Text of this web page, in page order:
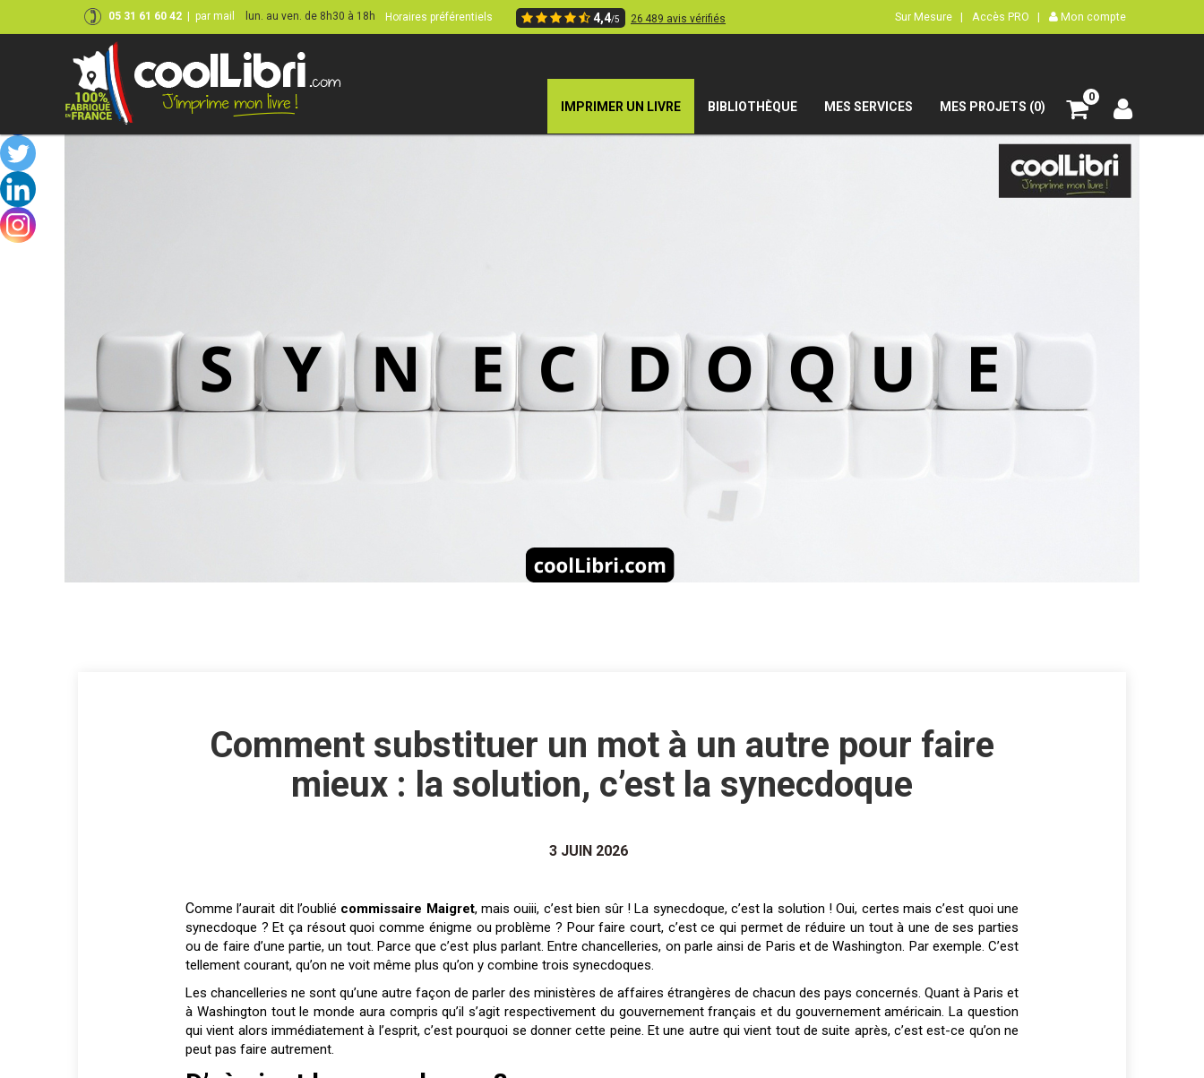
05 31 61 60 42 par mail lun. au ven. de 8h30 à 18h Horaires préférentiels 4,4/5 26 489 avis vérifiés Sur Mesure | Accès PRO | Mon compte
IMPRIMER UN LIVRE BIBLIOTHÈQUE MES SERVICES MES PROJETS (0)
0
Skip
to
content
Comment substituer un mot à un autre pour faire
mieux : la solution, c’est la synecdoque
3 JUIN 2026
Comme l’aurait dit l’oublié commissaire Maigret, mais ouiii, c’est bien sûr ! La synecdoque, c’est la solution ! Oui, certes mais c’est quoi une
synecdoque ? Et ça résout quoi comme énigme ou problème ? Pour faire court, c’est ce qui permet de réduire un tout à une de ses parties
ou de faire d’une partie, un tout. Parce que c’est plus parlant. Entre chancelleries, on parle ainsi de Paris et de Washington. Par exemple. C’est
tellement courant, qu’on ne voit même plus qu’on y combine trois synecdoques.
Les chancelleries ne sont qu’une autre façon de parler des ministères de affaires étrangères de chacun des pays concernés. Quant à Paris et
à Washington tout le monde aura compris qu’il s’agit respectivement du gouvernement français et du gouvernement américain. La question
qui vient alors immédiatement à l’esprit, c’est pourquoi se donner cette peine. Et une autre qui vient tout de suite après, c’est est-ce qu’on ne
peut pas faire autrement.